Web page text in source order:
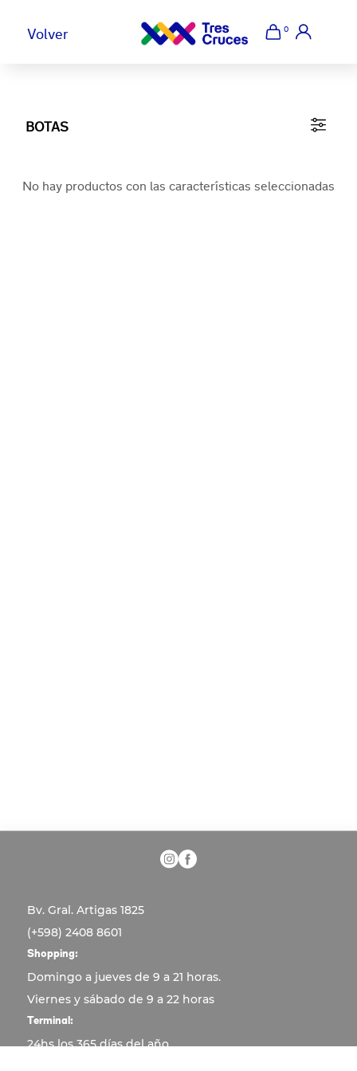
Volver 0
BOTAS
No hay productos con las características seleccionadas
Bv. Gral. Artigas 1825
(+598) 2408 8601
Shopping:
Domingo a jueves de 9 a 21 horas.
Viernes y sábado de 9 a 22 horas
Terminal:
24hs los 365 días del año